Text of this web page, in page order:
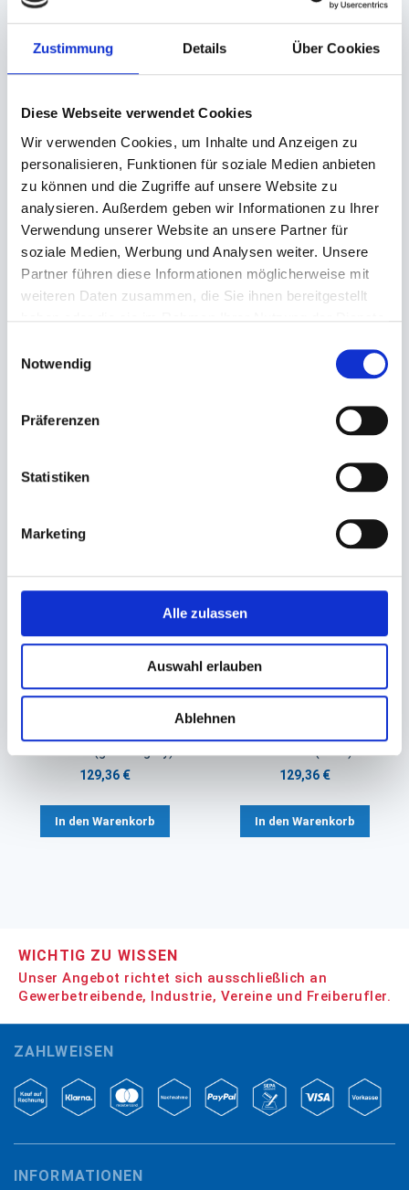
Zustimmung Details Über Cookies
Diese Webseite verwendet Cookies
Wir verwenden Cookies, um Inhalte und Anzeigen zu
personalisieren, Funktionen für soziale Medien anbieten
zu können und die Zugriffe auf unsere Website zu
analysieren. Außerdem geben wir Informationen zu Ihrer
Verwendung unserer Website an unsere Partner für
soziale Medien, Werbung und Analysen weiter. Unsere
Partner führen diese Informationen möglicherweise mit
weiteren Daten zusammen, die Sie ihnen bereitgestellt
Notwendig
Präferenzen
Statistiken
Marketing
Alle zulassen
Auswahl erlauben
Ablehnen
Angaben zur Informationspflichten der GPSR
Sie könnten auch an folgenden Artikeln
interessiert sein
Tischläufer, Evolin- Tête-á-
Tête
Abschnitte (schwarz)
Tischläufer, Evolin- Tête-á-
41cm Breit 20x1,20m
Abschnitte (bordeaux)
In den Warenkorb
129,36 €
In den Warenkorb
129,36 €
In den Warenkorb
WICHTIG ZU WISSEN
Unser Angebot richtet sich ausschließlich an
Gewerbetreibende, Industrie, Vereine und Freiberufler.
ZAHLWEISEN
INFORMATIONEN